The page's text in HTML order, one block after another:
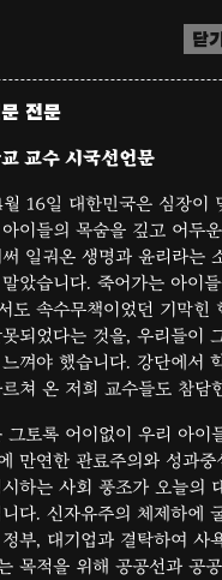
닫기
전문
교수 시국선언문
16일 대한민국은 심장이
이들의 목숨을 깊고 어두
일궈온 생명과 윤리라는
았습니다. 죽어가는 아이
도 속수무책이었던 기막힌
되었다는 것을, 우리들이
껴야 했습니다. 강단에서
쳐 온 저희 교수들도 참담
그토록 어이없이 우리 아이
만연한 관료주의와 성과
하는 사회 풍조가 오늘의
다. 신자유주의 체제하에
부, 대기업과 결탁하여 사
목적을 위해 공공선과 공